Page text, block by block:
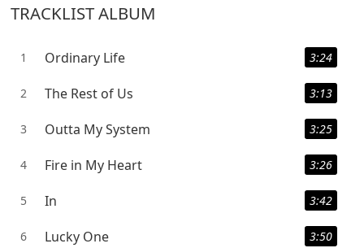
TRACKLIST ALBUM
1 Ordinary Life 3:24
2 The Rest of Us 3:13
3 Outta My System 3:25
4 Fire in My Heart 3:26
5 In 3:42
6 Lucky One 3:50